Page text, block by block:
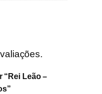
“Rei Leão –